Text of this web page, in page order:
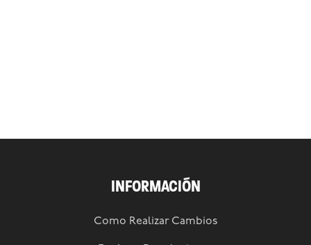
INFORMACIÓN
Como Realizar Cambios